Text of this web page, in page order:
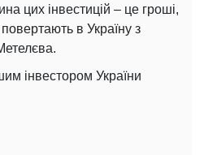
цих інвестицій – це гроші,
повертають в Україну з
інвестором України